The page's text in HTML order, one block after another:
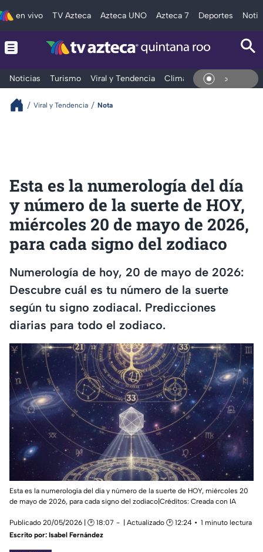
en vivo TV Azteca Azteca UNO Azteca 7 Deportes
Noticias Turismo Viral y Tendencia Clima Tráfico En
Viral y Tendencia Nota
Esta es la numerología del día
y número de la suerte de HOY,
miércoles 20 de mayo de 2026,
para cada signo del zodiaco
Numerología de hoy, 20 de mayo de 2026:
Descubre cuál es tu número de la suerte
según tu signo zodiacal. Predicciones
diarias para todo el zodiaco.
Esta es la numerología del día y número de la suerte de HOY, miércoles 20
de mayo de 2026, para cada signo del zodiaco|Créditos: Creada con IA
Publicado 20/05/2026 | 🕑 18:07 | Actualizado 🕑 12:24
1 minuto lectura
Escrito por: Isabel Fernández